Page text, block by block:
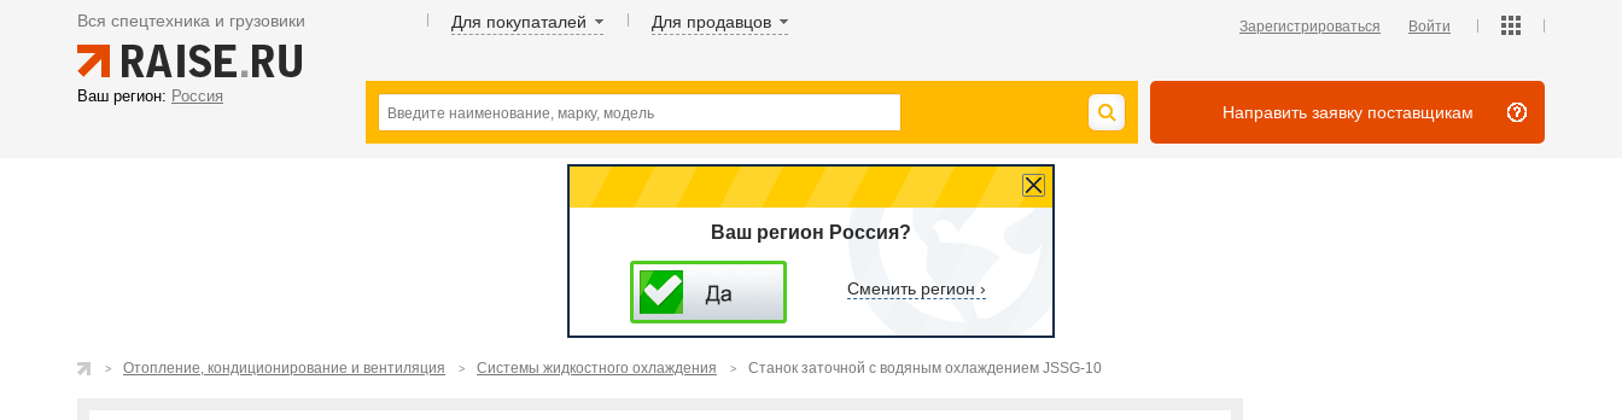
Вся спецтехника и грузовики Для покупаталей Для продавцов Зарегистрироваться Войти
Ваш регион: Россия
Направить заявку поставщикам
Ваш регион Россия?
Сменить регион ›
Отопление, кондиционирование и вентиляция Системы жидкостного охлаждения Станок заточной с водяным охлаждением JSSG-10